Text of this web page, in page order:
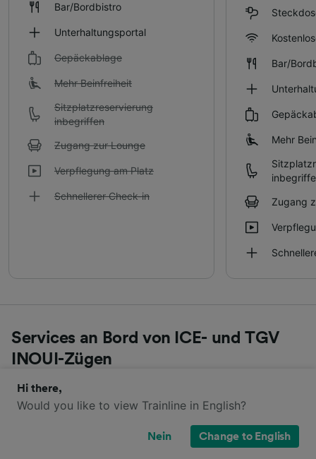
Bar/Bordbistro
Unterhaltungsportal
Gepäckablage
Mehr Beinfreiheit
Sitzplatzreservierung
inbegriffen
Zugang zur Lounge
Verpflegung am Platz
Schnellerer Check-in
Bar/
Mehr
Zugang
Services an Bord von ICE- und TGV
INOUI-Zügen
Erfahren Sie mehr über die Services an Bord der
Hi there,
Would you like to view Trainline in English?
Nein Change to English